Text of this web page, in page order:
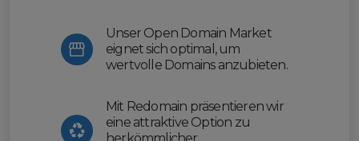
Unser Open Domain Market
eignet sich optimal, um
wertvolle Domains anzubieten.
Mit Redomain präsentieren wir
eine attraktive Option zu